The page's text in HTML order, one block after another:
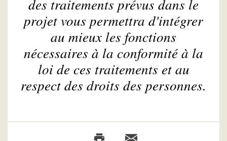
des traitements prévus dans le
projet vous permettra d'intégrer
au mieux les fonctions
nécessaires à la conformité à la
loi de ces traitements et au
respect des droits des personnes.